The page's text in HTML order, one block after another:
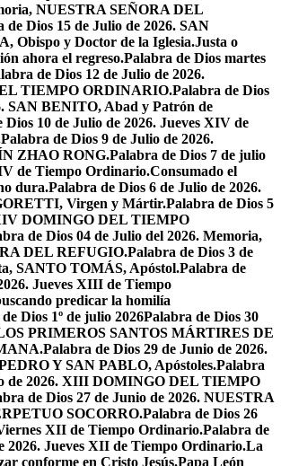
NUESTRA SEÑORA DEL
de Dios 15 de Julio de 2026. SAN
Obispo y Doctor de la Iglesia.Justa o
ahora el regreso.Palabra de Dios martes
de Dios 12 de Julio de 2026.
TIEMPO ORDINARIO.Palabra de Dios
SAN BENITO, Abad y Patrón de
Dios 10 de Julio de 2026. Jueves XIV de
Palabra de Dios 9 de Julio de 2026.
ZHAO RONG.Palabra de Dios 7 de julio
de Tiempo Ordinario.Consumado el
dura.Palabra de Dios 6 de Julio de 2026.
Virgen y Mártir.Palabra de Dios 5
DOMINGO DEL TIEMPO
de Dios 04 de Julio del 2026. Memoria,
DEL REFUGIO.Palabra de Dios 3 de
SANTO TOMÁS, Apóstol.Palabra de
Jueves XIII de Tiempo
predicar la homilía
Dios 1º de julio 2026Palabra de Dios 30
PRIMEROS SANTOS MÁRTIRES DE
Palabra de Dios 29 de Junio de 2026.
Y SAN PABLO, Apóstoles.Palabra
de 2026. XIII DOMINGO DEL TIEMPO
de Dios 27 de Junio de 2026. NUESTRA
SOCORRO.Palabra de Dios 26
XII de Tiempo Ordinario.Palabra de
2026. Jueves XII de Tiempo Ordinario.La
conforme en Cristo Jesús.Papa León